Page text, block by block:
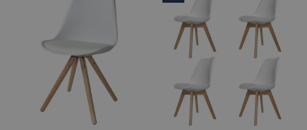
decorativos modernos o...